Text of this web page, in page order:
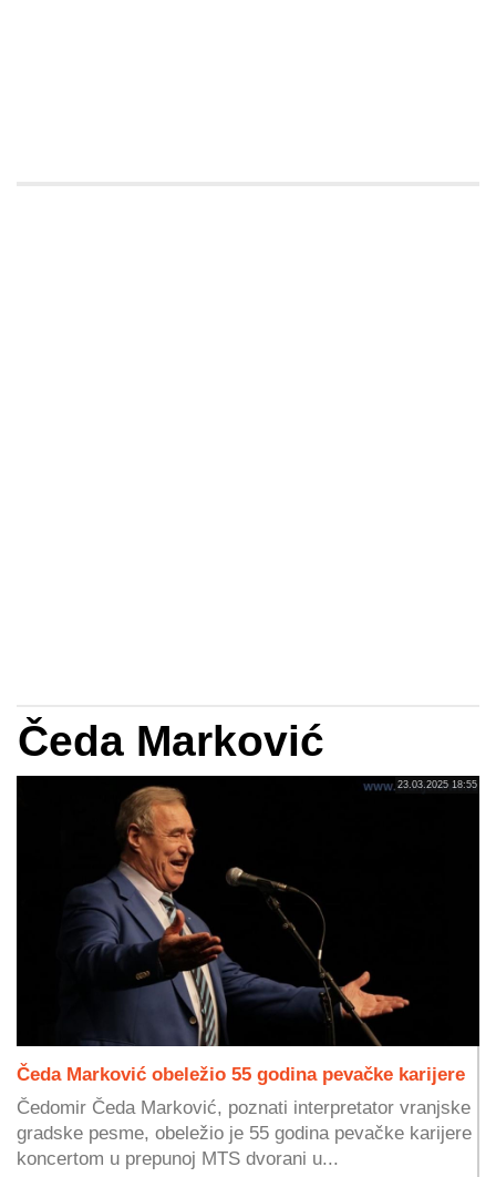
Čeda Marković
23.03.2025 18:55
Čeda Marković obeležio 55 godina pevačke karijere
Čedomir Čeda Marković, poznati interpretator vranjske
gradske pesme, obeležio je 55 godina pevačke karijere
koncertom u prepunoj MTS dvorani u...